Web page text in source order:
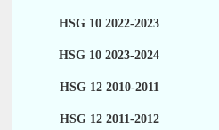
HSG 10 2022-2023
HSG 10 2023-2024
HSG 12 2010-2011
HSG 12 2011-2012